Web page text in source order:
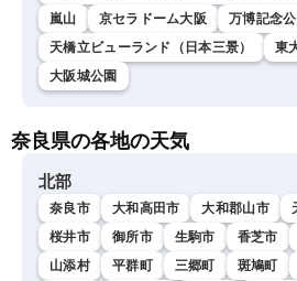
嵐山
京セラドーム大阪 万博記念
天橋立ビューランド（日本三景）
東
大阪城公園
奈良県の各地の天気
北部
奈良市 大和高田市 大和郡山市
桜井市
御所市 生駒市 香芝市
山添村
平群町 三郷町 斑鳩町